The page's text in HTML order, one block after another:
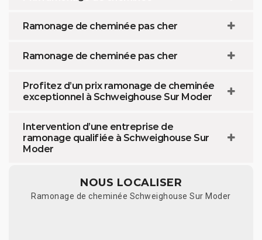
Ramonage de cheminée pas cher
Ramonage de cheminée pas cher
Profitez d’un prix ramonage de cheminée
exceptionnel à Schweighouse Sur Moder
Intervention d’une entreprise de
ramonage qualifiée à Schweighouse Sur
Moder
NOUS LOCALISER
Ramonage de cheminée Schweighouse Sur Moder